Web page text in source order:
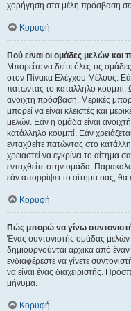
χορήγηση στα μέλη πρόσβαση σε
Κορυφή
Πού είναι οι ομάδες μελών
Μπορείτε να δείτε όλες τις
στον Πίνακα Ελέγχου Μέλους.
πατώντας το κατάλληλο κουμπί.
ανοιχτή πρόσβαση. Μερικές
μπορεί να είναι κλειστές και
μελών. Εάν η ομάδα είναι
κατάλληλο κουμπί. Εάν
ενταχθείτε πατώντας στο
χρειαστεί να εγκρίνει το αίτημα
ενταχθείτε στην ομάδα.
εάν απορρίψει το αίτημα σας, θα
Κορυφή
Πώς μπορώ να γίνω
Ένας συντονιστής ομάδας
δημιουργούνται αρχικά από
ενδιαφέρεστε να γίνετε
να είναι ένας διαχειριστής.
μήνυμα.
Κορυφή